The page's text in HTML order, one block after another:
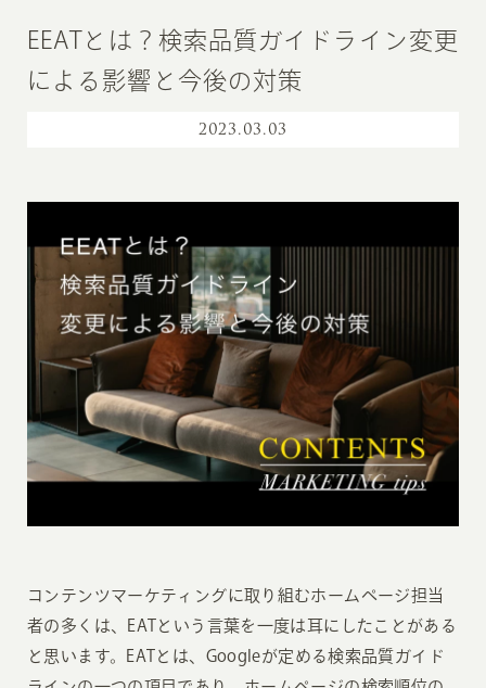
EEATとは？検索品質ガイドライン変更
による影響と今後の対策
2023.03.03
コンテンツマーケティングに取り組むホームページ担当
者の多くは、EATという言葉を一度は耳にしたことがある
と思います。EATとは、Googleが定める検索品質ガイド